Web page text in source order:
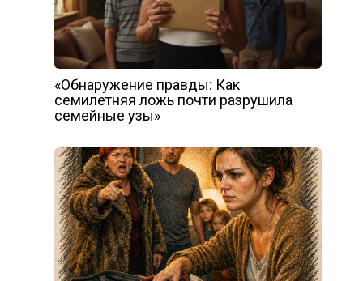
«Обнаружение правды: Как
семилетняя ложь почти разрушила
семейные узы»